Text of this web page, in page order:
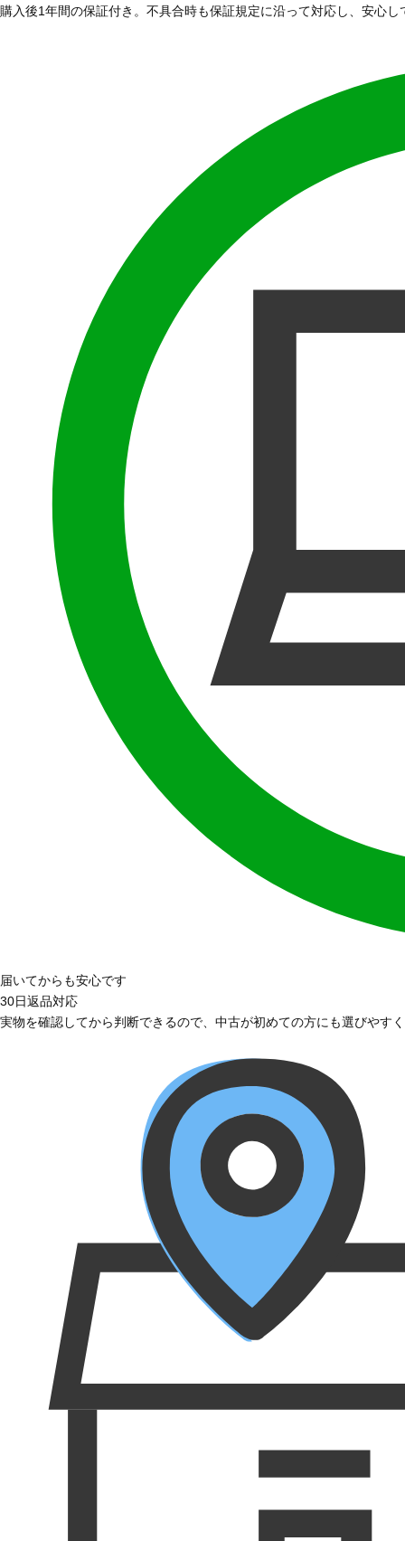
購入後1年間の保証付き。不具合時も保証規定に沿って対応し、安心
届いてからも安心です
30日返品対応
実物を確認してから判断できるので、中古が初めての方にも選びやす